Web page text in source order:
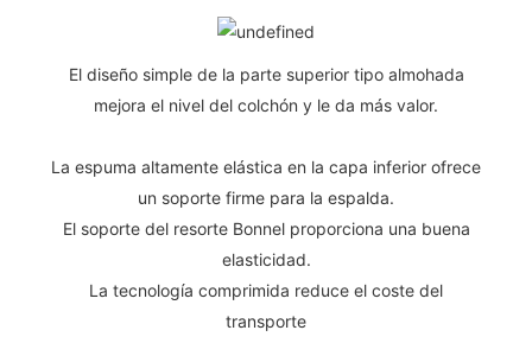
El diseño simple de la parte superior tipo almohada
mejora el nivel del colchón y le da más valor.
La espuma altamente elástica en la capa inferior ofrece
un soporte firme para la espalda.
El soporte del resorte Bonnel proporciona una buena
elasticidad.
La tecnología comprimida reduce el coste del
transporte